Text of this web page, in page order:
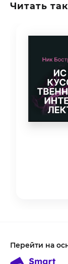
Читать
Перейти на